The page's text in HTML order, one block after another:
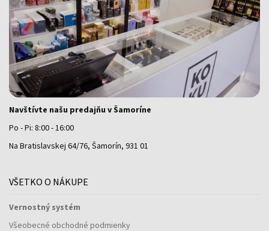
Navštívte našu predajňu v Šamoríne
Po - Pi: 8:00 - 16:00
Na Bratislavskej 64/76, Šamorín, 931 01
VŠETKO O NÁKUPE
Vernostný systém
Všeobecné obchodné podmienky